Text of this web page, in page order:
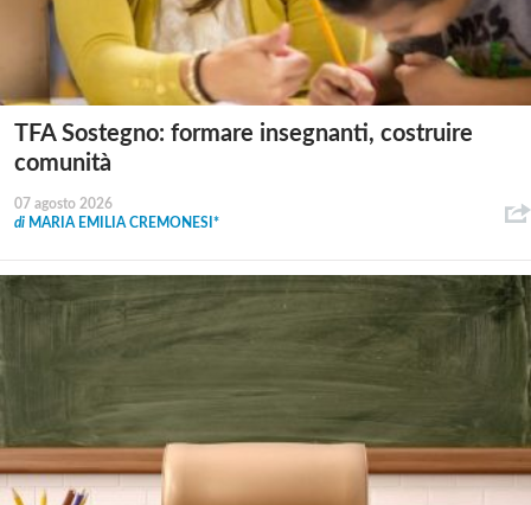
TFA Sostegno: formare insegnanti, costruire
comunità
07 agosto 2026
di MARIA EMILIA CREMONESI*